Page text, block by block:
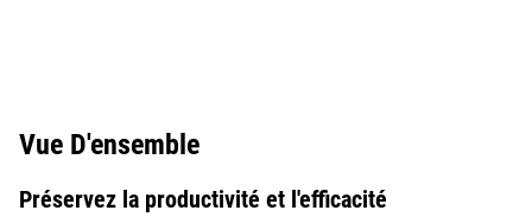
Vue D'ensemble
Préservez la productivité et l'efficacité